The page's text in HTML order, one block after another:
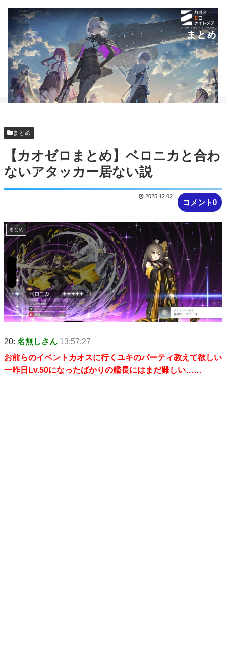
まとめ
【カオゼロまとめ】ベロニカと合わ
ないアタッカー居ない説
コメント0
2025.12.02
まとめ
20: 名無しさん 13:57:27
お前らのイベントカオスに行くユキのパーティ教えて欲しい
一昨日Lv.50になったばかりの艦長にはまだ難しい……